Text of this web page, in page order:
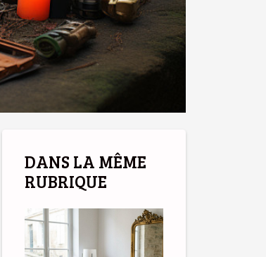
DANS LA MÊME
RUBRIQUE